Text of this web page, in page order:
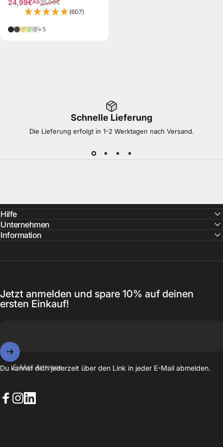
Verkaufspreis
Ab
24,99€
Normaler Preis
35,99€
(607)
Schwarz
Grau
Gelb
Grün
Taupe
+5
Schnelle Lieferung
Die Lieferung erfolgt in 1-2 Werktagen nach Versand.
Hilfe
Unternehmen
Information
Jetzt anmelden und spare 10% auf deinen
ersten Einkauf!
E-Mail Adresse
Du kannst dich jederzeit über den Link in jeder E-Mail abmelden.